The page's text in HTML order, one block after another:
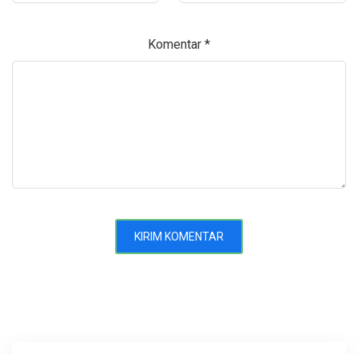
Komentar *